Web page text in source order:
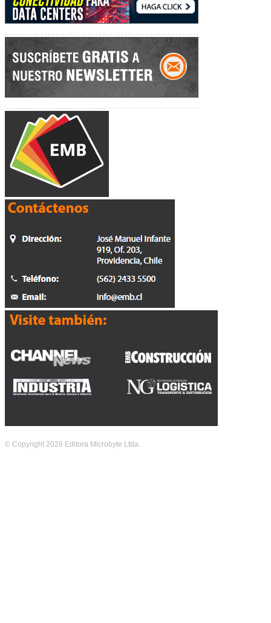
© Copyright 2026 Editora Microbyte Ltda.